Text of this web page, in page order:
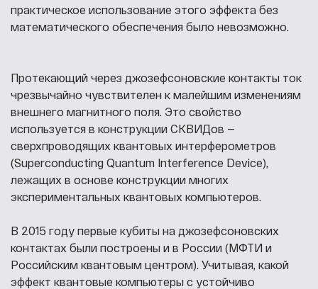
практическое использование этого эффекта без
математического обеспечения было невозможно.
Протекающий через джозефсоновские контакты ток
чрезвычайно чувствителен к малейшим изменениям
внешнего магнитного поля. Это свойство
используется в конструкции СКВИДов —
сверхпроводящих квантовых интерферометров
(Superconducting Quantum Interference Device),
лежащих в основе конструкции многих
экспериментальных квантовых компьютеров.
В 2015 году первые кубиты на джозефсоновских
контактах были построены и в России (МФТИ и
Российским квантовым центром). Учитывая, какой
эффект квантовые компьютеры с устойчиво